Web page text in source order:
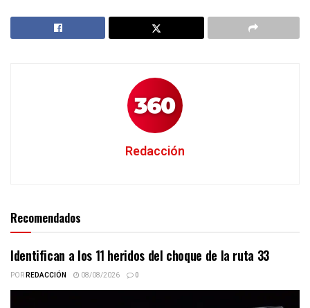
Redacción
Recomendados
Identifican a los 11 heridos del choque de la ruta 33
PORREDACCIÓN 08/08/2026 0